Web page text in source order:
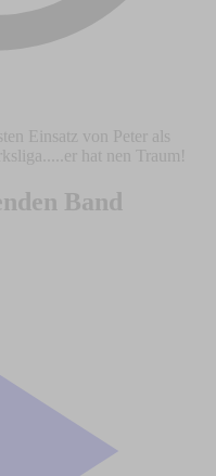
Einsatz von Peter als
hat nen Traum!
Band